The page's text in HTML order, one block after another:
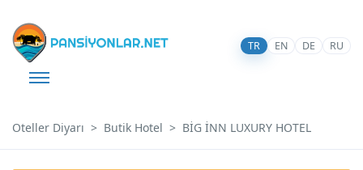
TR EN DE RU
Oteller Diyarı Butik Hotel BİG İNN LUXURY HOTEL